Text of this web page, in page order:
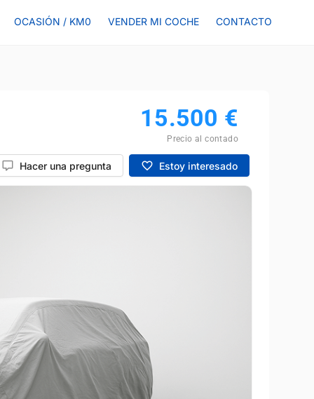
OCASIÓN / KM0 VENDER MI COCHE CONTACTO
15.500 €
Precio al contado
Hacer una pregunta Estoy interesado